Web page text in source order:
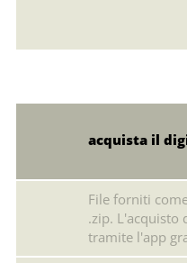
acquista il
File forniti
.zip. L'acquisto
tramite l'app